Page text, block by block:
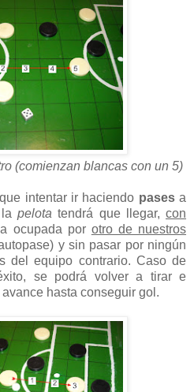
(comienzan blancas con un 5)
intentar ir haciendo pasesa
lapelota tendrá que llegar,con
ocupada por otro de nuestros
y sin pasar por ningún
del equipo contrario. Caso de
se podrá volver a tirar e
hasta conseguir gol.